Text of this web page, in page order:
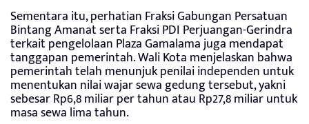
Sementara itu, perhatian Fraksi Gabungan Persatuan
Bintang Amanat serta Fraksi PDI Perjuangan-Gerindra
terkait pengelolaan Plaza Gamalama juga mendapat
tanggapan pemerintah. Wali Kota menjelaskan bahwa
pemerintah telah menunjuk penilai independen untuk
menentukan nilai wajar sewa gedung tersebut, yakni
sebesar Rp6,8 miliar per tahun atau Rp27,8 miliar untuk
masa sewa lima tahun.